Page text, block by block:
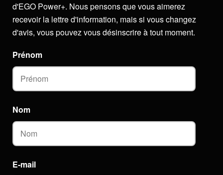
d'EGO Power+. Nous pensons que vous aimerez
recevoir la lettre d'information, mais si vous changez
d'avis, vous pouvez vous désinscrire à tout moment.
E-mail
Prénom
Nom